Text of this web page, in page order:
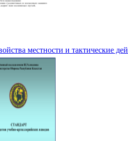
местности и тактические